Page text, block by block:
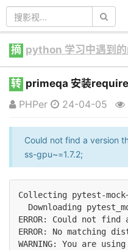
摘 python 学习中遇到
转 primeqa 安装
PHPer
24-04-05
Could not find a version
ss-gpu~=1.7.2;
Collecting pytest-
Downloading
ERROR: Could not
ERROR: No
WARNING: You are